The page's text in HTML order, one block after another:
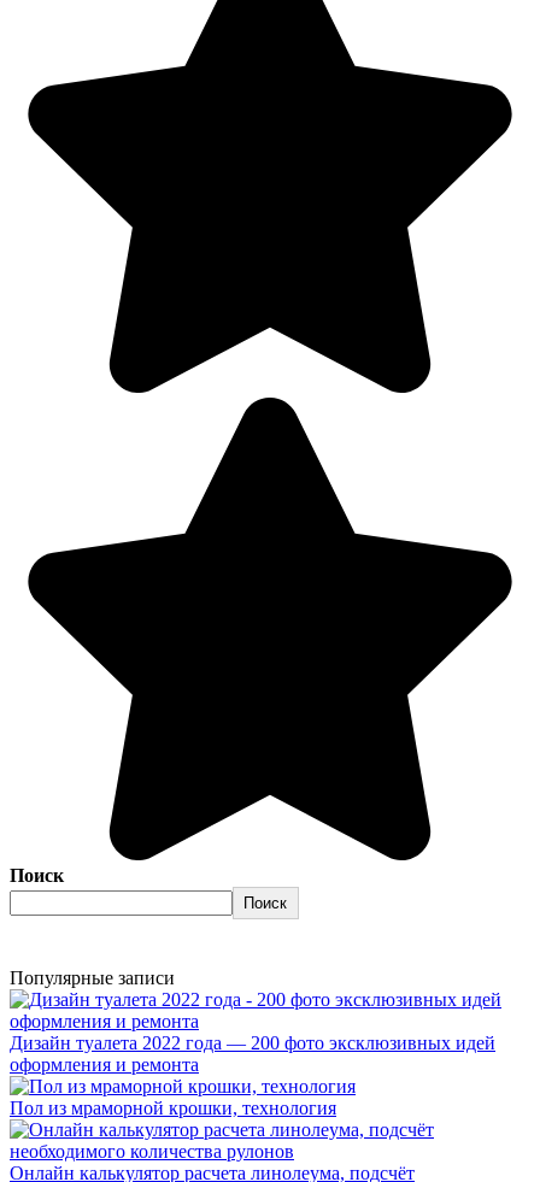
Поиск
Поиск
Популярные записи
Дизайн туалета 2022 года — 200 фото эксклюзивных идей
оформления и ремонта
Пол из мраморной крошки, технология
Онлайн калькулятор расчета линолеума, подсчёт